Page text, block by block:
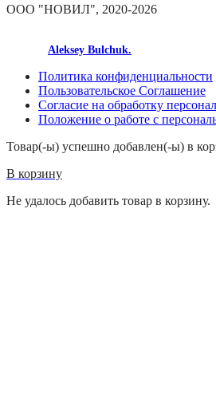
ООО "НОВИЛ", 2020-2026
Aleksey Bulchuk.
Политика конфиденциальности
Пользовательское Соглашение
Согласие на обработку
Положение о работе с
Товар(-ы) успешно добавлен(-ы) в
В корзину
Не удалось добавить товар в корзину.